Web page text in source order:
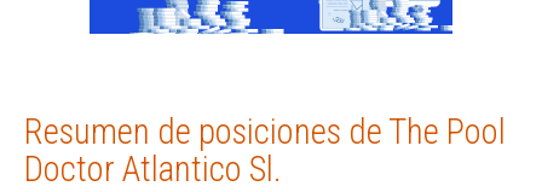
Resumen de posiciones de The Pool
Doctor Atlantico Sl.